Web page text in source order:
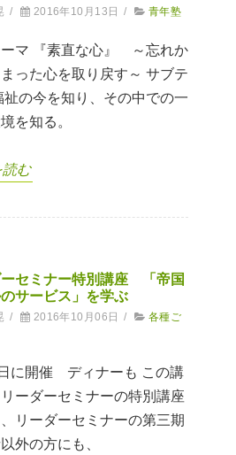
/ 2016年10月13日 / 青年塾
マ 『素直な心』 ～忘れか
った心を取り戻す～ サブテ
祉の今を知り、その中での一
を知る。
読む
ーセミナー特別講座 「帝国
サービス」を学ぶ
/ 2016年10月06日 /
各種ご
に開催 ディナーも この講
ーダーセミナーの特別講座
リーダーセミナーの第三期
外の方にも、